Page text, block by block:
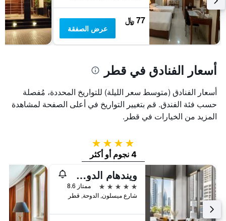
77 ﷼
عرض الصفقة
أسعار الفنادق في قطر
أسعار الفنادق (متوسط سعر الليلة) للتواريخ المحددة، مُفصلة
حسب فئة الفندق. قم بتغيير التواريخ في أعلى الصفحة لمشاهدة
المزيد من الخيارات في قطر.
4 نجوم
4 نجوم أو أكثر
ويندهام الدوحة ويست باي
5 نجوم
ممتاز 8.6
شارع ميسلون, الدوحة, قطر